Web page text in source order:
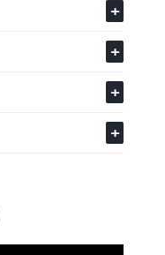
+
+
+
+